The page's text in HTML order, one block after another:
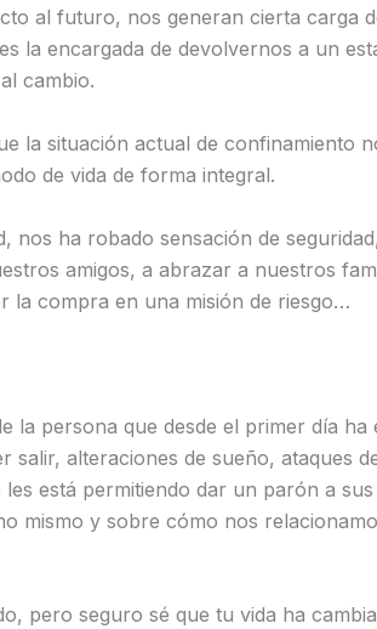
al futuro, nos generan cierta carga
la encargada de devolvernos a un
cambio.
la situación actual de confinamiento
de vida de forma integral.
nos ha robado sensación de
amigos, a abrazar a nuestros
la compra en una misión de riesgo…
la persona que desde el primer día ha
salir, alteraciones de sueño, ataques
está permitiendo dar un parón a sus
mismo y sobre cómo nos
pero seguro sé que tu vida ha